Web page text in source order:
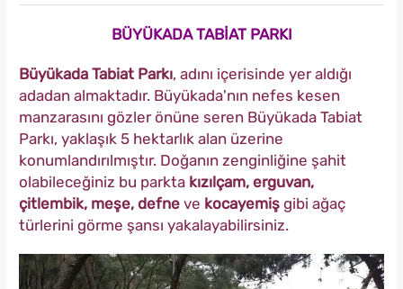
BÜYÜKADA TABİAT PARKI
Büyükada Tabiat Parkı, adını içerisinde yer aldığı
adadan almaktadır. Büyükada'nın nefes kesen
manzarasını gözler önüne seren Büyükada Tabiat
Parkı, yaklaşık 5 hektarlık alan üzerine
konumlandırılmıştır. Doğanın zenginliğine şahit
olabileceğiniz bu parkta kızılçam, erguvan,
çitlembik, meşe, defne ve kocayemiş gibi ağaç
türlerini görme şansı yakalayabilirsiniz.